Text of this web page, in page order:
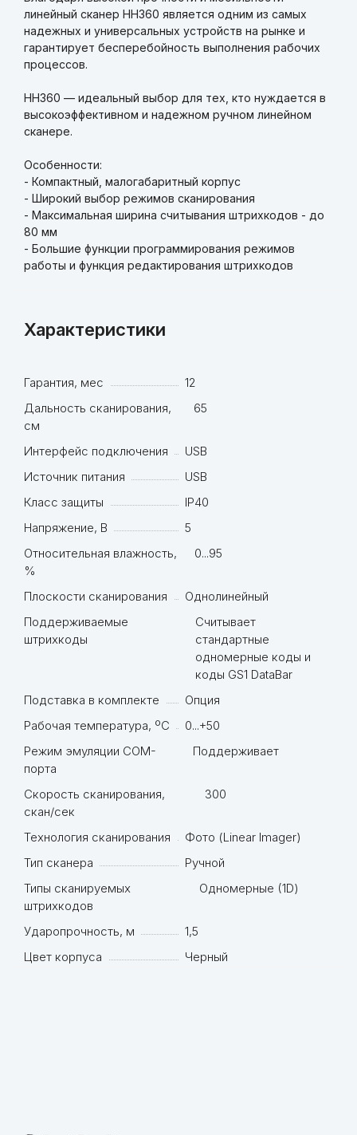
линейный сканер HH360 является одним из самых
надежных и универсальных устройств на рынке и
гарантирует бесперебойность выполнения рабочих
процессов.
HH360 — идеальный выбор для тех, кто нуждается в
высокоэффективном и надежном ручном линейном
сканере.
Особенности:
- Компактный, малогабаритный корпус
- Широкий выбор режимов сканирования
- Максимальная ширина считывания штрихкодов - до
80 мм
- Большие функции программирования режимов
работы и функция редактирования штрихкодов
Характеристики
Гарантия, мес
12
Дальность сканирования,
см
65
Интерфейс подключения
USB
Источник питания
USB
Класс защиты
IP40
Напряжение, В
5
Относительная влажность,
%
0...95
Плоскости сканирования
Однолинейный
Поддерживаемые
штрихкоды
Считывает
стандартные
одномерные коды и
коды GS1 DataBar
Подставка в комплекте
Опция
Рабочая температура, ºC
0...+50
Режим эмуляции COM-
порта
Поддерживает
Скорость сканирования,
скан/сек
300
Технология сканирования
Фото (Linear Imager)
Тип сканера
Ручной
Типы сканируемых
штрихкодов
Одномерные (1D)
Ударопрочность, м
1,5
Цвет корпуса
Черный